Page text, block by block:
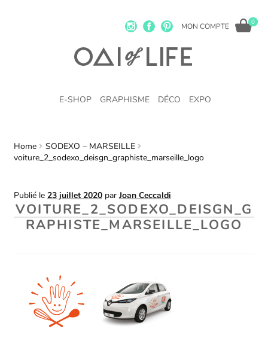
MON COMPTE 0
E-SHOP GRAPHISME DÉCO EXPO
Home
SODEXO – MARSEILLE
voiture_2_sodexo_deisgn_graphiste_marseille_logo
Publié le 23 juillet 2020 parJoan Ceccaldi
VOITURE_2_SODEXO_DEISGN_G
RAPHISTE_MARSEILLE_LOGO